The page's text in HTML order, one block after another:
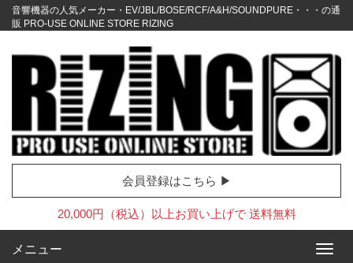
音響機器の人気メーカー・EV/JBL/BOSE/RCF/A&H/SOUNDPURE・・・の通
販 PRO-USE ONLINE STORE RIZING
会員登録はこちら ▶
20,000円（税込）以上お買い上げで 送料無料
メニュー